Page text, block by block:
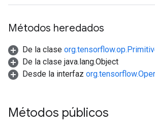
Métodos heredados
De la clase
De la clase java.lang.Object
Desde la interfaz
Métodos públicos